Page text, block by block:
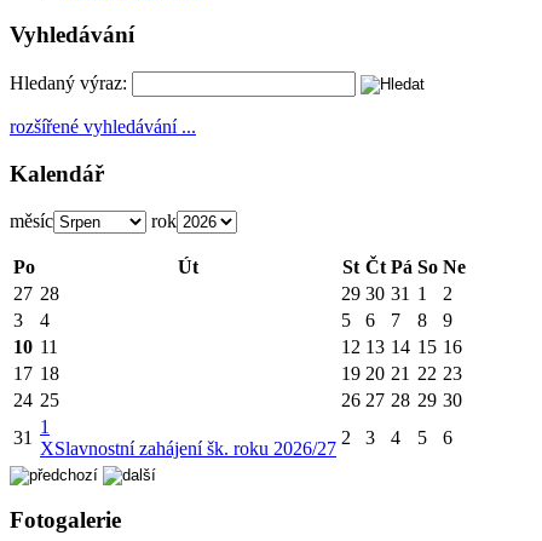
Vyhledávání
Hledaný výraz:
rozšířené vyhledávání ...
Kalendář
měsíc rok
Po Út St Čt Pá So Ne
27 28 29 30 31 1
2
3
4 5 6 7 8
9
10 11 12 13 14 15 16
17 18 19 20 21 22 23
24 25 26 27 28 29 30
31
1
XSlavnostní zahájení šk. roku 2026/27
2 3 4 5 6
Fotogalerie